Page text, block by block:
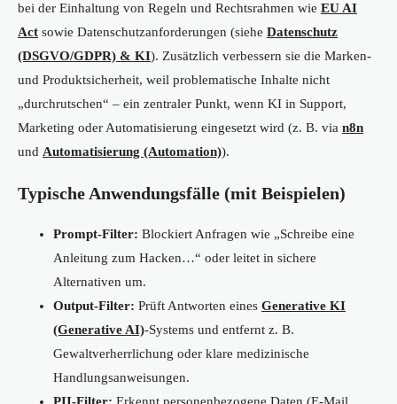
bei der Einhaltung von Regeln und Rechtsrahmen wie EU AI
Act sowie Datenschutzanforderungen (siehe Datenschutz
(DSGVO/GDPR) & KI). Zusätzlich verbessern sie die Marken-
und Produktsicherheit, weil problematische Inhalte nicht
„durchrutschen“ – ein zentraler Punkt, wenn KI in Support,
Marketing oder Automatisierung eingesetzt wird (z. B. via n8n
und Automatisierung (Automation)).
Typische Anwendungsfälle (mit Beispielen)
Prompt-Filter: Blockiert Anfragen wie „Schreibe eine
Anleitung zum Hacken…“ oder leitet in sichere
Alternativen um.
Output-Filter: Prüft Antworten eines Generative KI
(Generative AI)-Systems und entfernt z. B.
Gewaltverherrlichung oder klare medizinische
Handlungsanweisungen.